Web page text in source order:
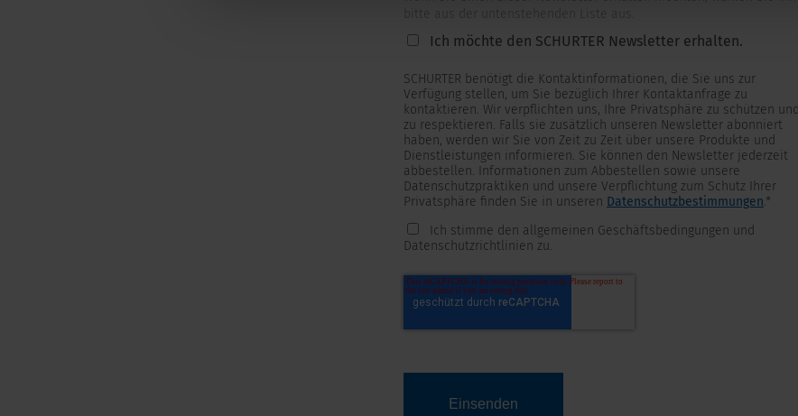
Ich möchte den SCHURTER Newsletter erhalten.
SCHURTER benötigt die Kontaktinformationen, die Sie uns zur
Verfügung stellen, um Sie bezüglich Ihrer Kontaktanfrage zu
kontaktieren. Wir verpflichten uns, Ihre Privatsphäre zu schützen und
zu respektieren. Falls sie zusätzlich unseren Newsletter abonniert
haben, werden wir Sie von Zeit zu Zeit über unsere Produkte und
Dienstleistungen informieren. Sie können den Newsletter jederzeit
abbestellen. Informationen zum Abbestellen sowie unsere
Datenschutzpraktiken und unsere Verpflichtung zum Schutz Ihrer
Privatsphäre finden Sie in unseren Datenschutzbestimmungen.*
Ich stimme den allgemeinen Geschäftsbedingungen und
Datenschutzrichtlinien zu.